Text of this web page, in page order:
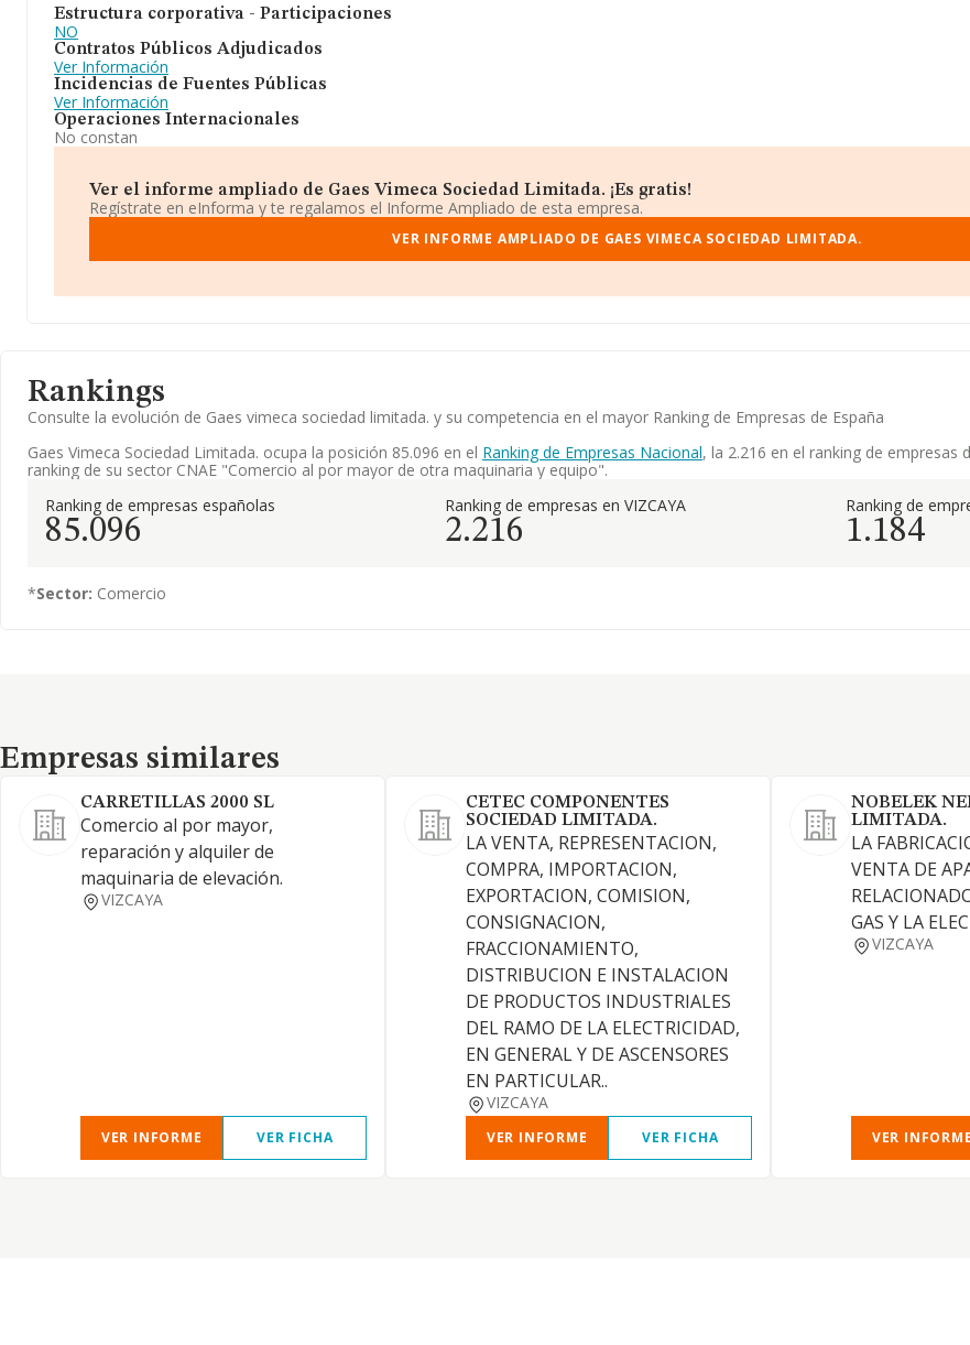
Estructura corporativa - Participaciones
NO
Contratos Públicos Adjudicados
Ver Información
Incidencias de Fuentes Públicas
Ver Información
Operaciones Internacionales
No constan
Ver el informe ampliado de Gaes Vimeca Sociedad Limitada. ¡Es gratis!
Regístrate en eInforma y te regalamos el Informe Ampliado de esta empresa.
VER INFORME AMPLIADO DE GAES VIMECA SOCIEDAD LIMITADA.
Rankings
Consulte la evolución de Gaes vimeca sociedad limitada. y su competencia en el mayor Ranking de Empresas de España
Gaes Vimeca Sociedad Limitada. ocupa la posición 85.096 en el Ranking de Empresas Nacional, la 2.216 en el ranking de empresas
ranking de su sector CNAE "Comercio al por mayor de otra maquinaria y equipo".
Ranking de empresas españolas
85.096
Ranking de empresas en VIZCAYA
2.216
Ranking de
1.184
*Sector: Comercio
Empresas similares
Empresas similares
CARRETILLAS 2000 SL
Comercio al por mayor,
reparación y alquiler de
maquinaria de elevación.
VIZCAYA
VER INFORME VER FICHA
CETEC COMPONENTES
SOCIEDAD LIMITADA.
LA VENTA, REPRESENTACION,
COMPRA, IMPORTACION,
EXPORTACION, COMISION,
CONSIGNACION,
FRACCIONAMIENTO,
DISTRIBUCION E INSTALACION
DE PRODUCTOS INDUSTRIALES
DEL RAMO DE LA ELECTRICIDAD,
EN GENERAL Y DE ASCENSORES
EN PARTICULAR..
VIZCAYA
VER INFORME VER FICHA
NOBELEK
LIMITADA.
LA
VENTA DE
GAS Y LA
VIZCAYA
VER INFORME